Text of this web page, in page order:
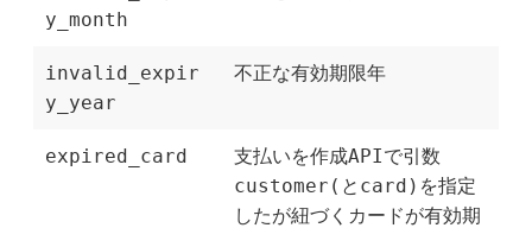
y_month
invalid_expir
y_year
不正な有効期限年
expired_card
支払いを作成APIで引数
customer(とcard)を指定
したが紐づくカードが有効期